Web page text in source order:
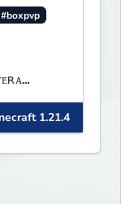
#boxpvp
1.21.4